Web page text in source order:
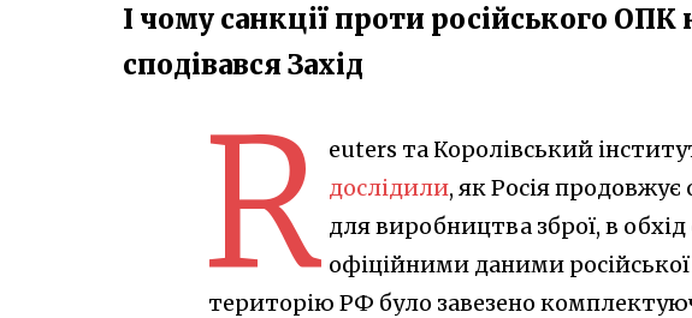
І чому санкції проти російського
сподівався Захід
R euters та Королівський
дослідили, як Росія
для виробництва зброї, в
офіційними даними російської
територію РФ було завезено